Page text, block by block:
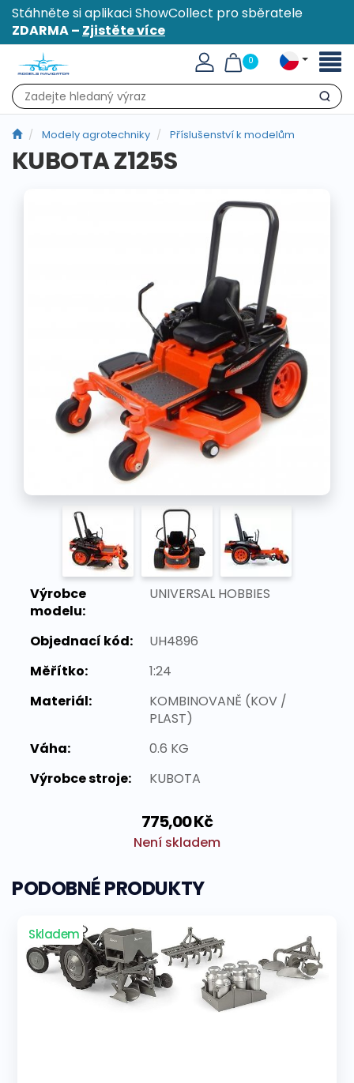
Stáhněte si aplikaci ShowCollect pro sběratele
ZDARMA – Zjistěte více
0
Hledat
Modely agrotechniky Příslušenství k modelům
KUBOTA Z125S
Výrobce
modelu:
UNIVERSAL HOBBIES
Objednací kód:
UH4896
Měřítko:
1:24
Materiál:
KOMBINOVANĚ (KOV /
PLAST)
Váha:
0.6 KG
Výrobce stroje:
KUBOTA
775,00 Kč
Není skladem
PODOBNÉ PRODUKTY
Skladem